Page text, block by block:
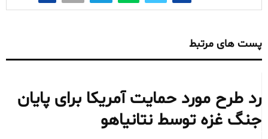
پست های مرتبط
رد طرح مورد حمایت آمریکا برای پایان
جنگ غزه توسط نتانیاهو